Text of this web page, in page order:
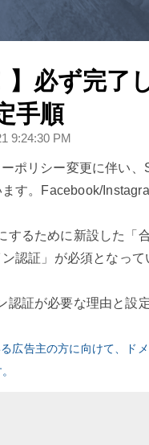
】必ず完
手順
9:24:30 PM
ポリシー変更に伴い
す。Facebook/
するために新設した「
認証」が必須となって
証が必要な理由と設
広告主の方に向けて、ド